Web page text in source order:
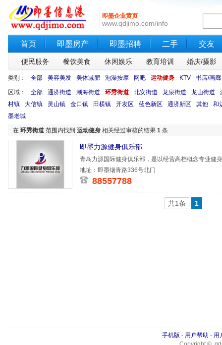
即墨企业黄页
www.qdjimo.com/info
首页 即墨房产 即墨招聘 二手 交友
便民服务 餐饮美食 休闲娱乐 教育培训 婚庆/摄影
类别： 全部 美容美发 美体减肥 泡澡按摩 网吧 运动健身 KTV 书店/画廊
区域： 全部 通济街道 潮海街道 环秀街道 北安街道 龙泉街道 龙山街道
村镇
大信镇 灵山镇 金口镇 田横镇 开发区 蓝色新区 通济新区 其他
和
墨老城
在 环秀街道 范围内找到 运动健身 相关经过审核的结果 1 条
即墨力源健身俱乐部
青岛力源国际健身俱乐部，是以经营高档概念专业健
谙休闲体育
地址：即墨烟青路336号北门
88557788
共1条 1
手机版 - 用户帮助 - 用